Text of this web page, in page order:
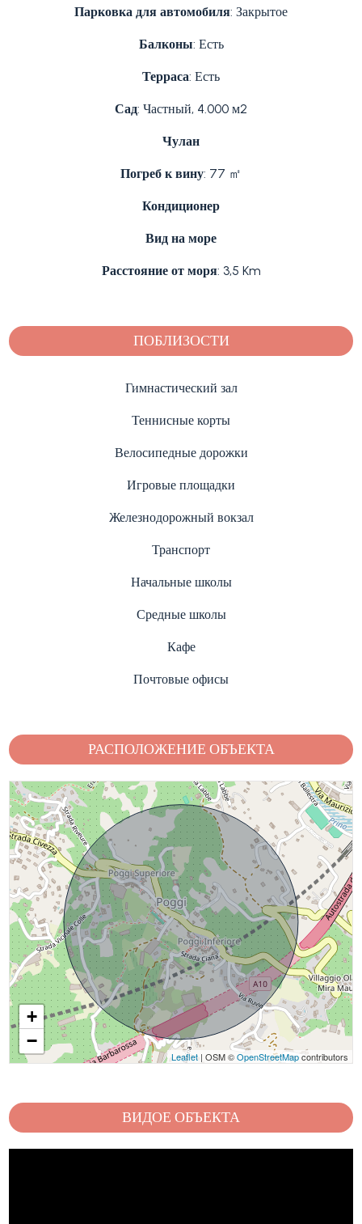
Парковка для автомобиля: Закрытое
Балконы: Есть
Терраса: Есть
Сад: Частный, 4.000 м2
Чулан
Погреб к вину: 77 ㎡
Кондиционер
Вид на море
Расстояние от моря: 3,5 Km
ПОБЛИЗОСТИ
Гимнастический зал
Теннисные корты
Велосипедные дорожки
Игровые площадки
Железнодорожный вокзал
Транспорт
Начальные школы
Средные школы
Кафе
Почтовые офисы
РАСПОЛОЖЕНИЕ ОБЪЕКТА
+
−
Leaflet| OSM ©OpenStreetMapcontributors
ВИДОЕ ОБЪЕКТА